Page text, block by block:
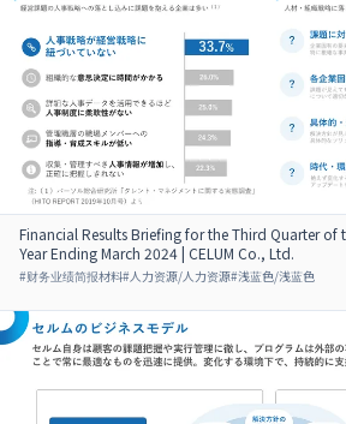
Financial Results Briefing for the Third Quarter of
Year Ending March 2024 | CELUM Co., Ltd.
#财务业绩简报材料#人力资源/人力资源#浅蓝色/浅蓝色